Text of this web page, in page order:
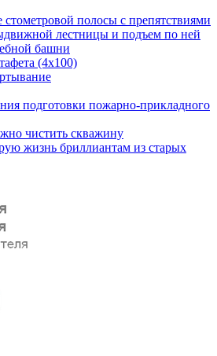
стометровой полосы с препятствиями
лестницы и подъем по ней
башни
(4x100)
подготовки пожарно-прикладного
чистить скважину
жизнь бриллиантам из старых